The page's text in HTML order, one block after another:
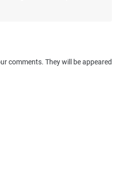
comments. They will be appeared